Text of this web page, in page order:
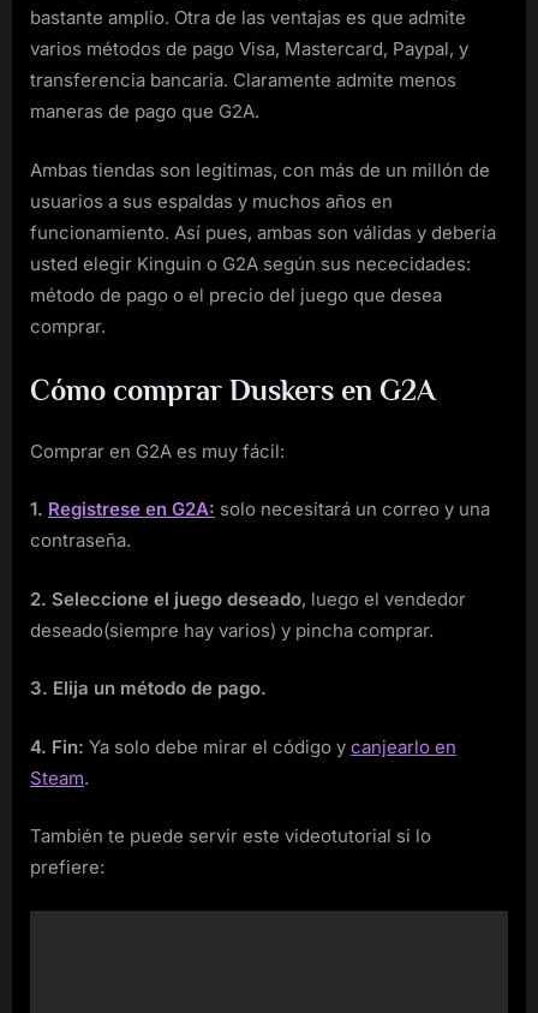
bastante amplio. Otra de las ventajas es que admite
varios métodos de pago Visa, Mastercard, Paypal, y
transferencia bancaria. Claramente admite menos
maneras de pago que G2A.
Ambas tiendas son legitimas, con más de un millón de
usuarios a sus espaldas y muchos años en
funcionamiento. Así pues, ambas son válidas y debería
usted elegir Kinguin o G2A según sus nececidades:
método de pago o el precio del juego que desea
comprar.
Cómo comprar Duskers en G2A
Comprar en G2A es muy fácil:
1. Registrese en G2A: solo necesitará un correo y una
contraseña.
2. Seleccione el juego deseado, luego el vendedor
deseado(siempre hay varios) y pincha comprar.
3. Elija un método de pago.
4. Fin: Ya solo debe mirar el código y canjearlo en
Steam.
También te puede servir este videotutorial si lo
prefiere: